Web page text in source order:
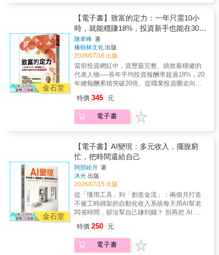
能帶來與不能帶來什麼。在積極追逐金錢之
前，我們必需知道，金錢到底是怎樣的東西，
有何作用。畢竟，就如作者所說的：「假如你
不知道如何正確使用金錢，那麼你會被金錢使
用。」人要做金錢的主人，而不是被金錢奴役
還不自知。——綠角，暢銷財經作家《花錢的
藝術》是一本充滿智慧、能徹底洗滌金錢焦慮
的純金之作。它溫柔地提醒我們，每個人都是
自己獨特過往的產物，怎麼花錢沒有絕對的對
與錯，最重要的是明白自己真正重視的是什
是《致富心態》的續集，不如說是《致富心
態》的精湛實現。誰能有趣又實用地呈現我們
與金錢漫長又複雜的故事？摩根．豪瑟絕對是
Advisors）董事長，可口可樂及波克夏．海瑟
威控股公司（Berkshire Hathaway）董事這本
書指出了我們私底下知道，但沒有人想承認的
事實：我們不知道怎麼花自己的錢。如果你希
望你的錢能真正提升你的生活，這本書非讀不
可。——馬克．曼森（Mark Manson），全球
百萬暢銷作家如果你想了解如何用你的錢帶給
你真正的快樂，快看這本書吧！你再也不會像
現在這樣逛街買東西了。——珍．查茲基
（Jean Chatzky），暢銷作家，著有《如何理
（Women with Money）
一旦察覺苗頭不對，就要立刻開始準備出清。
25年操盤實錄，完整公開！清原達郎說：「股
票投資沒有所謂的才能，關鍵在於『能夠從自
己的失敗中學到多少教訓』。」他長達25年的
避險基金生涯，堪稱是波濤萬丈的投資史。他
曾靠著與大型基金對著做的多空策略而賺進超
額報酬，但又迅速嘗到教訓；他試圖在泡沫行
情達到頂點時放空大賺一筆，卻看錯時機而慘
遭軋空；靠著投資REITs重返榮耀後，卻又連續
遭逢活力門事件和雷曼兄弟事件，導致基金幾
億日圓存款全數投入，決心與基金共存亡……
經歷過許多次血淚教訓，他不僅全身而退，還
在最後寫下了93倍的總收益紀錄。他在本書中
這位傳說級操盤手是如何進行投資實戰。．
1997年11月，北海道拓殖銀行破產，使北海道
經濟跌入谷底，就在此時，他勇敢進場，接盤
銀行手裡化為廢紙的宜得利家具，結果一年後
即漲到3倍。．2001年，REITs基金在日本首次
登場，當時只有他看出這項投資商品的潛力並
率先大量買進；2008年雷曼兄弟事件後，
REITs暴跌，但他仍精準預判這項商品仍有機
恐慌新冠肺炎而呈現雪崩式行情，而他認定這
時正是最大的機會，於是貪婪大量買進，成功
在接下來的大牛市獲得巨額回報。
循環、原物料趨勢與企業興衰切入，帶你學會
辨識價值，也學會在眾人恐懼時，看見真正的
機會。★投資從來不只是市場問題，更是人性
的考驗──‧你是容易貪心的人嗎？‧你願意一週
花五小時研究投資嗎？‧你能在市場崩跌時靜坐
十分鐘嗎？作者透過教練式提問，引導你重新
理解自己的欲望、恐懼與投資動機，帶你直視
內心的真實需求，從根本釐清投資的動機與邊
界，讓每一個決策都建立在清醒而穩固的自我
認識之上。★修煉心性，打造內在定力結合多
步揭露投資人最難跨越的門檻──性格與貪念。
當學會覺察內心、放下速成焦慮，才能在不確
定的市場裡，建立真正長久的投資系統。本書
富自由之後，你想過的是什麼樣的人生？這不
只是一本投資書，更是一趟重新認識自己、重
建人生選擇的旅程。當你開始往內看，也將真
正踏上穩健致富之路
金石堂
【電子書】致富的定力：一年只需10小
時，就能穩賺18%，投資新手也能在30歲
財富自由
陳韋峰 著
橡樹林文化 出版
2026/07/16 出版
當前投資網紅中，資歷最完整、績效最穩健的
代表人物──長年平均投資報酬率超過18%，20
年總報酬累積突破20倍。從職業投資圈走向人
驗，帶你重建長期致富的思維藍圖，揭開投資
與人生真正的關鍵。「真正決定一個人能否長
久致富的，往往不是技巧，而是內在狀態。」
循環、原物料趨勢與企業興衰切入，帶你學會
辨識價值，也學會在眾人恐懼時，看見真正的
機會。★投資從來不只是市場問題，更是人性
的考驗──‧你是容易貪心的人嗎？‧你願意一週
花五小時研究投資嗎？‧你能在市場崩跌時靜坐
十分鐘嗎？作者透過教練式提問，引導你重新
理解自己的欲望、恐懼與投資動機，帶你直視
內心的真實需求，從根本釐清投資的動機與邊
界，讓每一個決策都建立在清醒而穩固的自我
認識之上。★修煉心性，打造內在定力結合多
步揭露投資人最難跨越的門檻──性格與貪念。
當學會覺察內心、放下速成焦慮，才能在不確
特價 345 元
電子書
金石堂
【電子書】AI變現：多元收入，擺脫窮
忙，把時間還給自己
阿部睦月
著
沐光 出版
2026/07/15 出版
從「懂用工具」到「創造金流」：兩個月打造
不被工時綁架的自動化收入系統每天用AI幫老
闆省時間，卻沒幫自己賺到錢？ 別再把 AI 當
具變現金，讓 AI 替你打工！你真正需要的，是
一套休假、生病也能穩定進帳的「防禦型收入
結構」。不露臉、免技術、零資金。 給自己 2
特價 250 元
電子書